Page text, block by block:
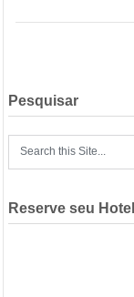
Pesquisar
Reserve seu